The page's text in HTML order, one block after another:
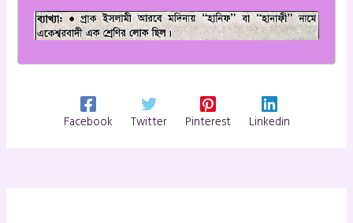
Facebook Twitter Pinterest Linkedin